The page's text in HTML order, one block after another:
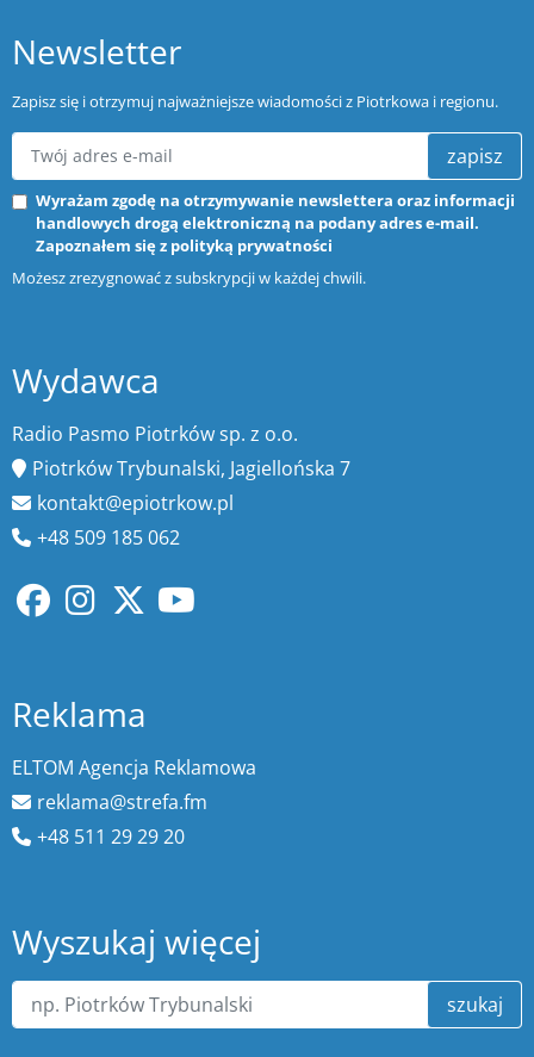
Newsletter
Zapisz się i otrzymuj najważniejsze wiadomości z Piotrkowa i regionu.
zapisz
Wyrażam zgodę na otrzymywanie newslettera oraz informacji
handlowych drogą elektroniczną na podany adres e-mail.
Zapoznałem się z polityką prywatności
Możesz zrezygnować z subskrypcji w każdej chwili.
Wydawca
Radio Pasmo Piotrków sp. z o.o.
Piotrków Trybunalski, Jagiellońska 7
kontakt@epiotrkow.pl
+48 509 185 062
Reklama
ELTOM Agencja Reklamowa
reklama@strefa.fm
+48 511 29 29 20
Wyszukaj więcej
szukaj